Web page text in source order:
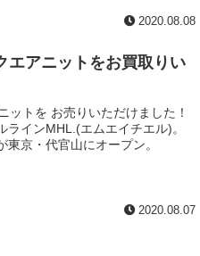
2020.08.08
エアニットをお買取りい
ットを お売りいただけました！
インMHL.(エムエイチエル)。
京・代官山にオープン。
2020.08.07